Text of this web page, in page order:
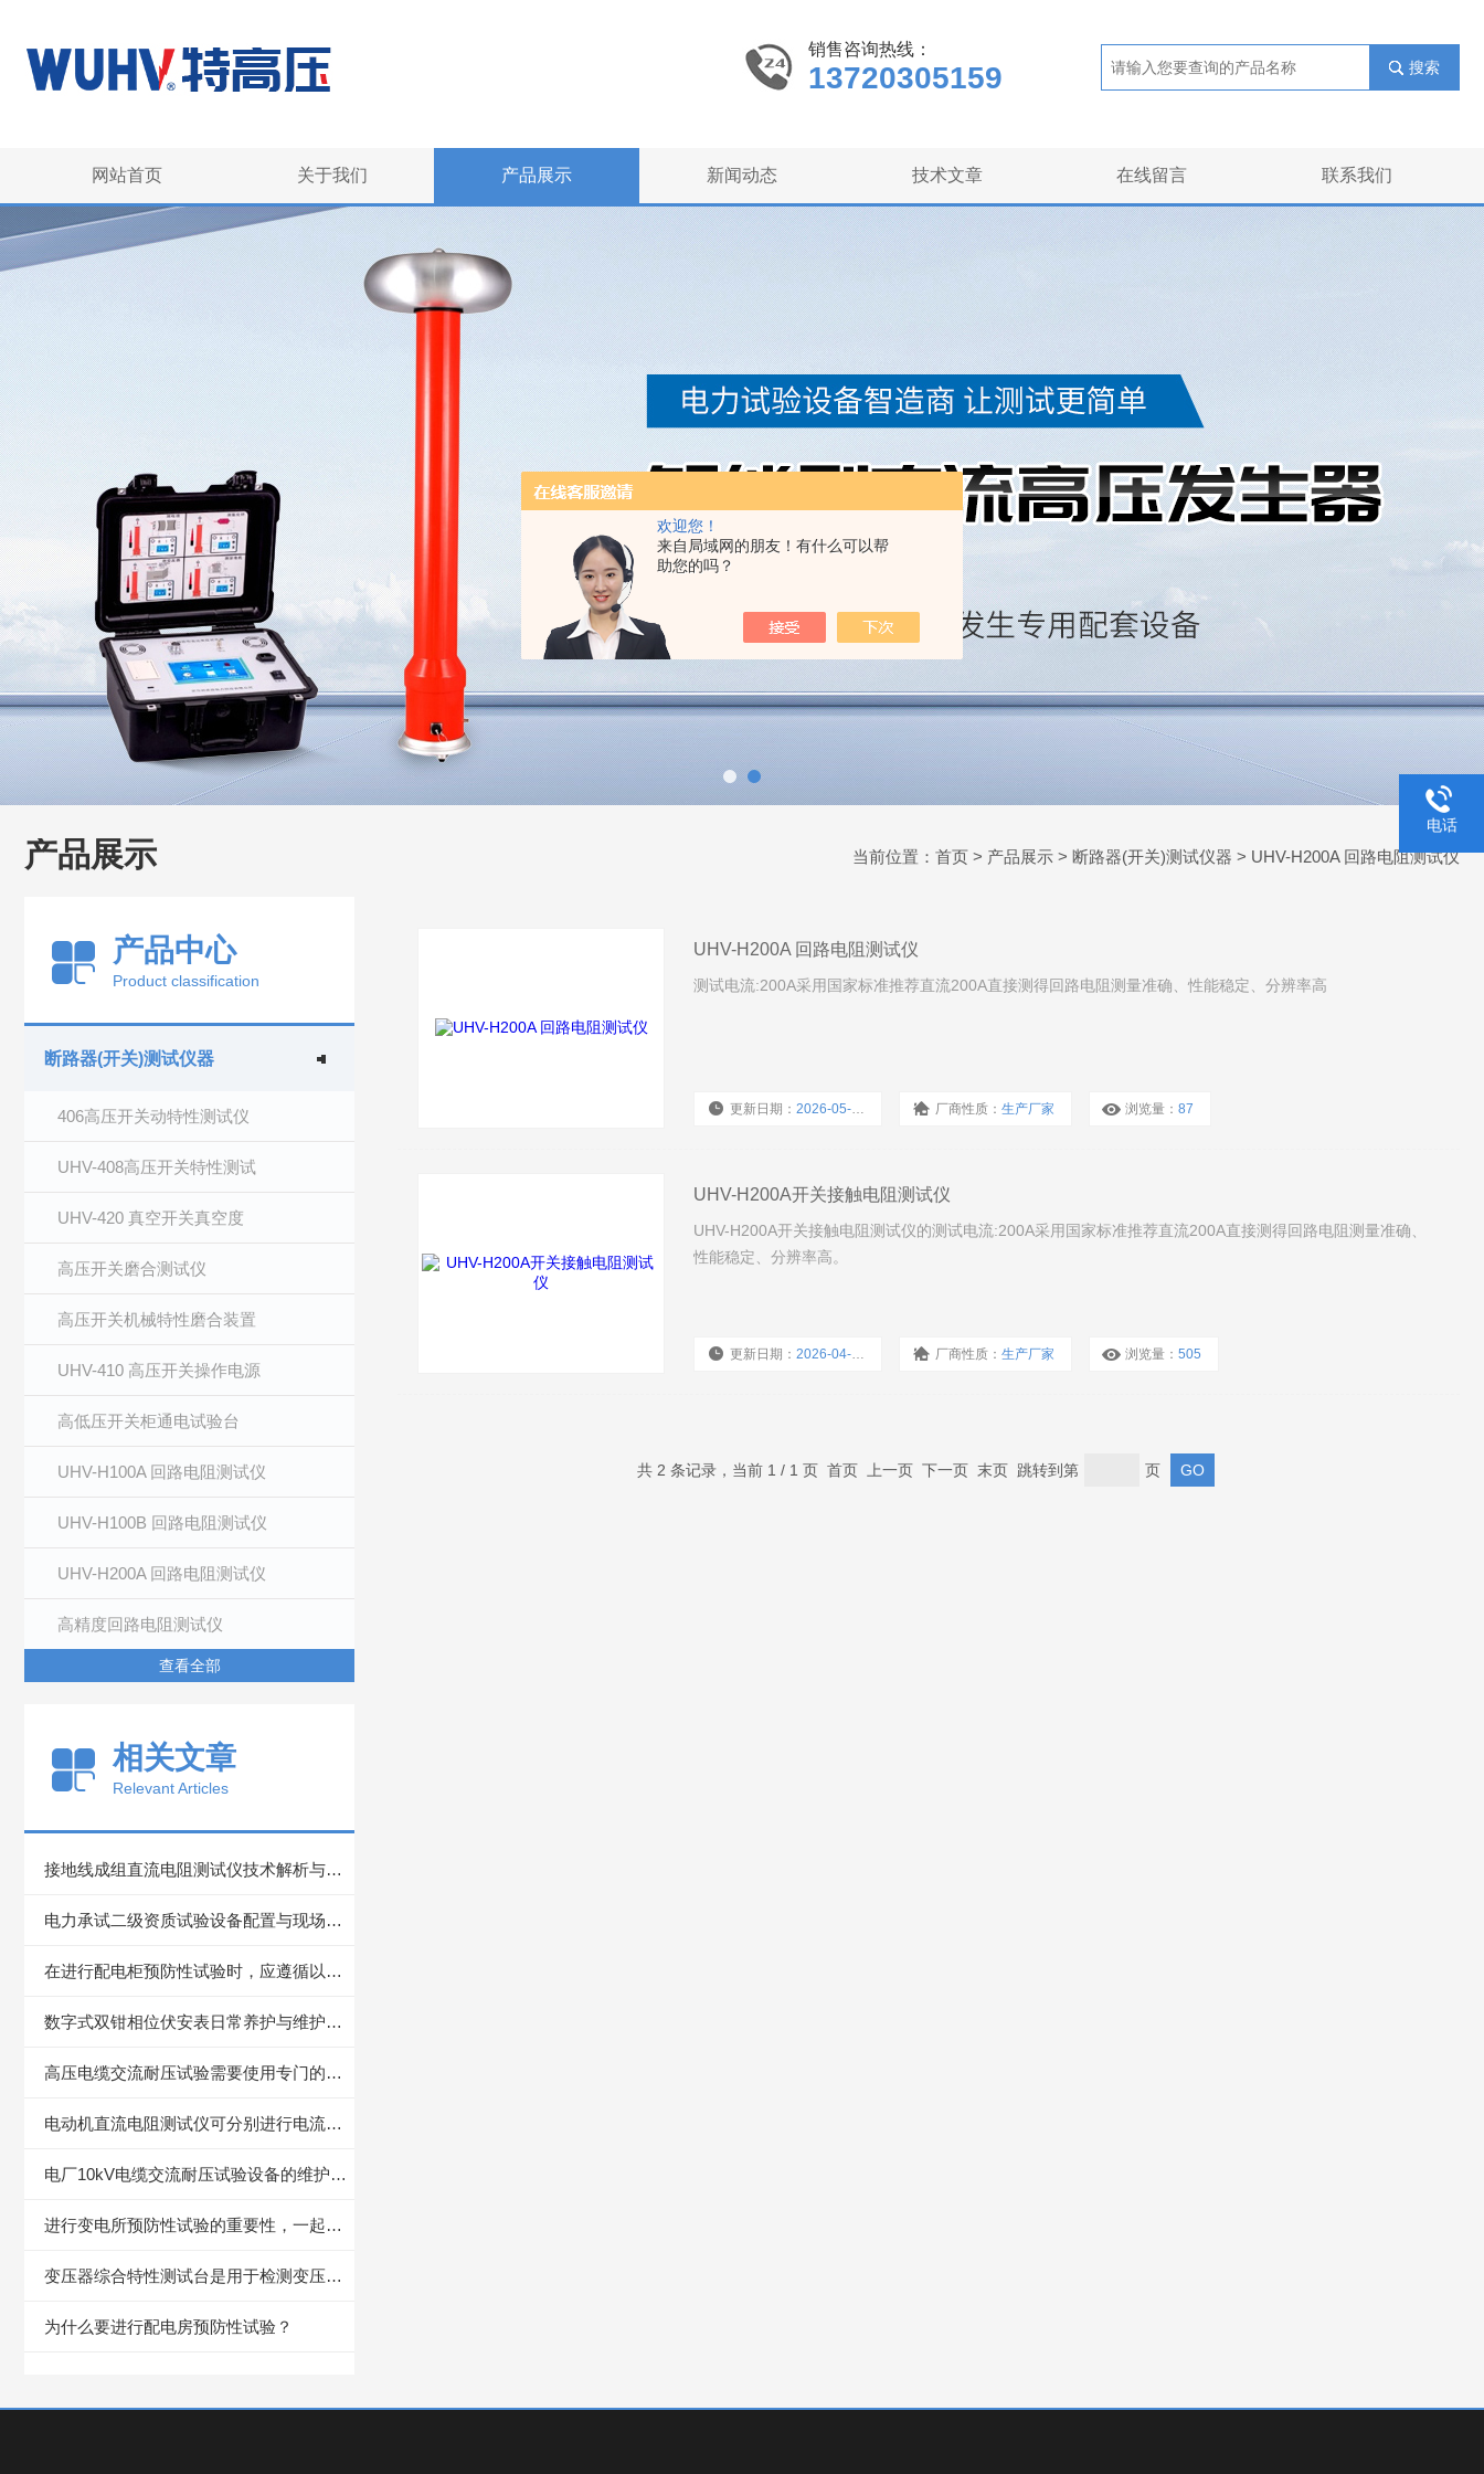
欢迎您！
来自局域网的朋友！有什么可以帮
助您的吗？
销售咨询热线：
13720305159 搜索
网站首页 关于我们 产品展示 新闻动态 技术文章 在线留言 联系我们
产品展示 当前位置： 首页 > 产品展示 > 断路器(开关)测试仪器 > UHV-H200A 回路电阻测试仪
产品中心
Product classification
断路器(开关)测试仪器
406高压开关动特性测试仪
UHV-408高压开关特性测试
UHV-420 真空开关真空度
高压开关磨合测试仪
高压开关机械特性磨合装置
UHV-410 高压开关操作电源
高低压开关柜通电试验台
UHV-H100A 回路电阻测试仪
UHV-H100B 回路电阻测试仪
UHV-H200A 回路电阻测试仪
高精度回路电阻测试仪
查看全部
相关文章
Relevant Articles
接地线成组直流电阻测试仪技术解析与应用指南
电力承试二级资质试验设备配置与现场应用技术探讨
在进行配电柜预防性试验时，应遵循以下步骤
数字式双钳相位伏安表日常养护与维护技术要点
高压电缆交流耐压试验需要使用专门的试验设备
电动机直流电阻测试仪可分别进行电流输出和电压测量
电厂10kV电缆交流耐压试验设备的维护保养方法
进行变电所预防性试验的重要性，一起了解下
变压器综合特性测试台是用于检测变压器多项电气性能的重要设备
为什么要进行配电房预防性试验？
UHV-H200A 回路电阻测试仪
测试电流:200A采用国家标准推荐直流200A直接测得回路电阻测量准确、性能稳定、分辨率高
更新日期：2026-05-27 厂商性质：生产厂家 浏览量：87
UHV-H200A开关接触电阻测试仪
UHV-H200A开关接触电阻测试仪的测试电流:200A采用国家标准推荐直流200A直接测得回路电阻测量准确、
性能稳定、分辨率高。
更新日期：2026-04-23 厂商性质：生产厂家 浏览量：505
共 2 条记录，当前 1 / 1 页 首页 上一页 下一页 末页 跳转到第 页
电话